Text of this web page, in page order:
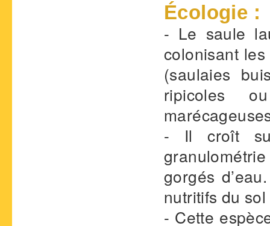
Écologie :
- Le saule
colonisant
(saulaies
ripicoles
- Il croît
gorgés
nutritifs du
- Cette